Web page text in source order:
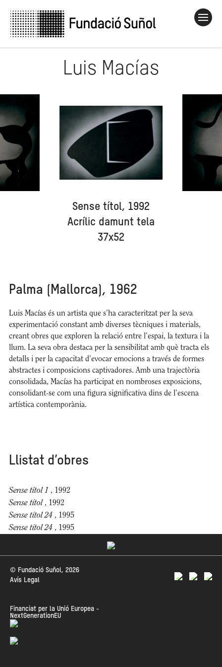
Luis Macías
Sense títol, 1992
Acrílic damunt tela
37x52
Palma (Mallorca), 1962
Luis Macías és un artista que s’ha caracteritzat per la seva
experimentació constant amb diverses tècniques i materials,
creant obres que exploren la relació entre l’espai, la textura i la
llum. La seva obra destaca per la sensibilitat amb què tracta els
detalls i per la capacitat d’evocar emocions a través de formes
abstractes i composicions captivadores. Amb una trajectòria
consolidada, Macías ha participat en nombroses exposicions,
consolidant-se com una figura significativa dins de l’escena
artística contemporània.
Llistat d’obres
Sense títol 1 , 1992
Sense títol , 1992
Sense títol 24 , 1995
Sense títol 24 , 1995
© Fundació Suñol, 2026
Avís Legal
Financiat per la Unió Europea -
NextGenerationEU